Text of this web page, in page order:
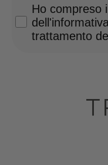
Privacy Policy
Ho compreso
trattamento